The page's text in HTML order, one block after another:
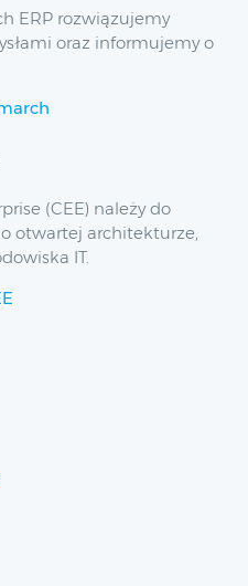
ERP rozwiązujemy
oraz informujemy o
(CEE) należy do
otwartej architekturze,
IT.